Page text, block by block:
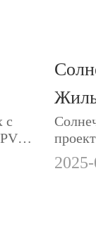
с
кВтч